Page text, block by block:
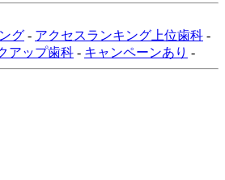
グ - アクセスランキング上位歯科 -
アップ歯科 - キャンペーンあり -